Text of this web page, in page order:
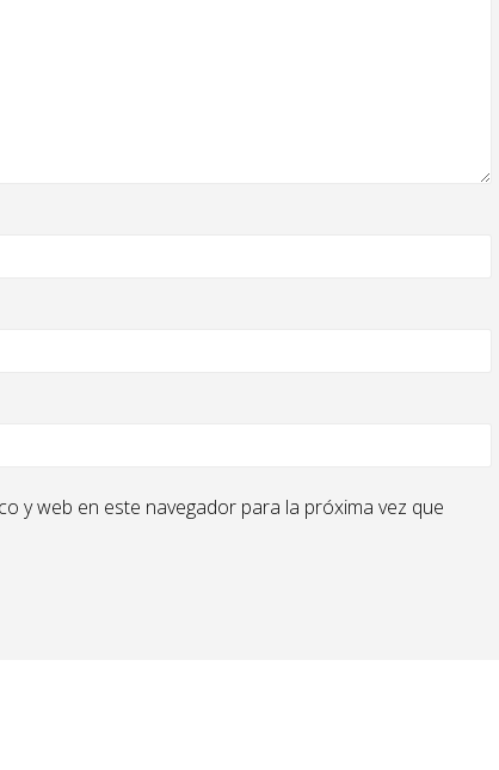
y web en este navegador para la próxima vez que